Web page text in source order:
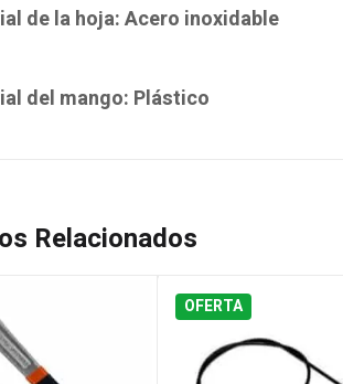
de la hoja: Acero inoxidable
del mango: Plástico
Relacionados
OFERTA